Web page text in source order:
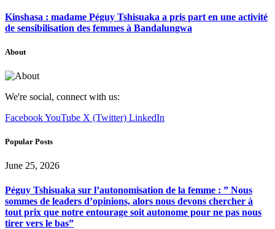
Kinshasa : madame Péguy Tshisuaka a pris part en une activité
de sensibilisation des femmes à Bandalungwa
About
We're social, connect with us:
FacebookYouTube X (Twitter) LinkedIn
Popular Posts
June 25, 2026
Péguy Tshisuaka sur l’autonomisation de la femme : ” Nous
sommes de leaders d’opinions, alors nous devons chercher à
tout prix que notre entourage soit autonome pour ne pas nous
tirer vers le bas”